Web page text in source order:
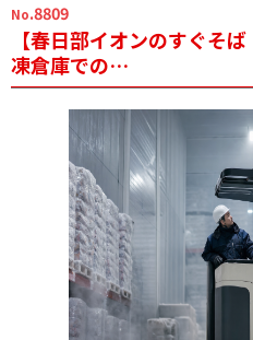
No.8809
【春日部イオンのすぐ
凍倉庫での…